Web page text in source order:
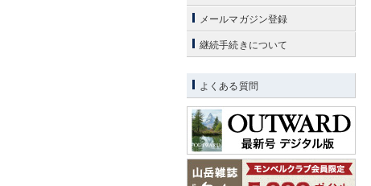
メールマガジン登録
継続手続きについて
よくある質問